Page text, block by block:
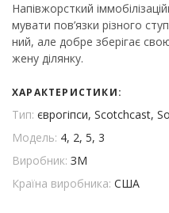
Напівжорсткий
мувати пов’язки різного
ний, але добре зберігає
жену ділянку.
ХАРАКТЕРИСТИКИ:
Тип: єврогіпси, Scotchcast,
Модель: 4, 2, 5, 3
Виробник: ЗМ
Країна виробника: США